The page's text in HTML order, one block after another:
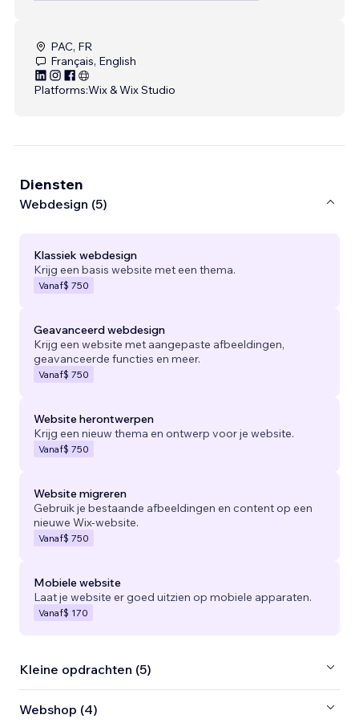
PAC, FR
Français, English
Platforms:Wix & Wix Studio
Diensten
Webdesign (5)
Klassiek webdesign
Krijg een basis website met een thema.
Vanaf$ 750
Geavanceerd webdesign
Krijg een website met aangepaste afbeeldingen,
geavanceerde functies en meer.
Vanaf$ 750
Website herontwerpen
Krijg een nieuw thema en ontwerp voor je website.
Vanaf$ 750
Website migreren
Gebruik je bestaande afbeeldingen en content op een
nieuwe Wix-website.
Vanaf$ 750
Mobiele website
Laat je website er goed uitzien op mobiele apparaten.
Vanaf$ 170
Kleine opdrachten (5)
Webshop (4)